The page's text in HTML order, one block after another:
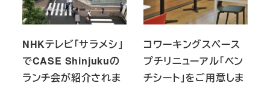
NHKテレビ「サラメシ」
でCASE Shinjukuの
ランチ会が紹介されま
コワーキングスペース
プチリニューアル「ベン
チシート」をご用意しま